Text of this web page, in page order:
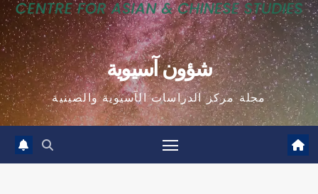
شؤون آسيوية
مجلة مركز الدراسات الآسيوية والصينية